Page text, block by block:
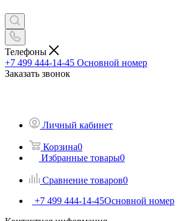
Телефоны
+7 499 444-14-45 Основной номер
Заказать звонок
Личный кабинет
Корзина0
Избранные товары0
Сравнение товаров0
+7 499 444-14-45Основной номер